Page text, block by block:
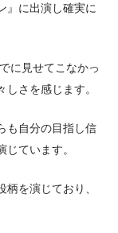
』に出演し確実に
に見せてこなかっ
さを感じます。
も自分の目指し信
ています。
を演じており、